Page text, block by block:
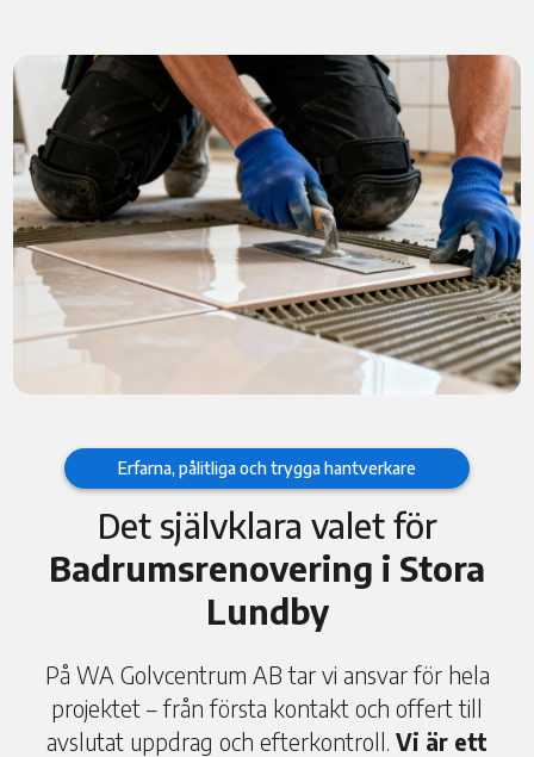
Erfarna, pålitliga och trygga hantverkare
Det självklara valet för
Badrumsrenovering i Stora
Lundby
På WA Golvcentrum AB tar vi ansvar för hela
projektet – från första kontakt och offert till
avslutat uppdrag och efterkontroll. Vi är ett